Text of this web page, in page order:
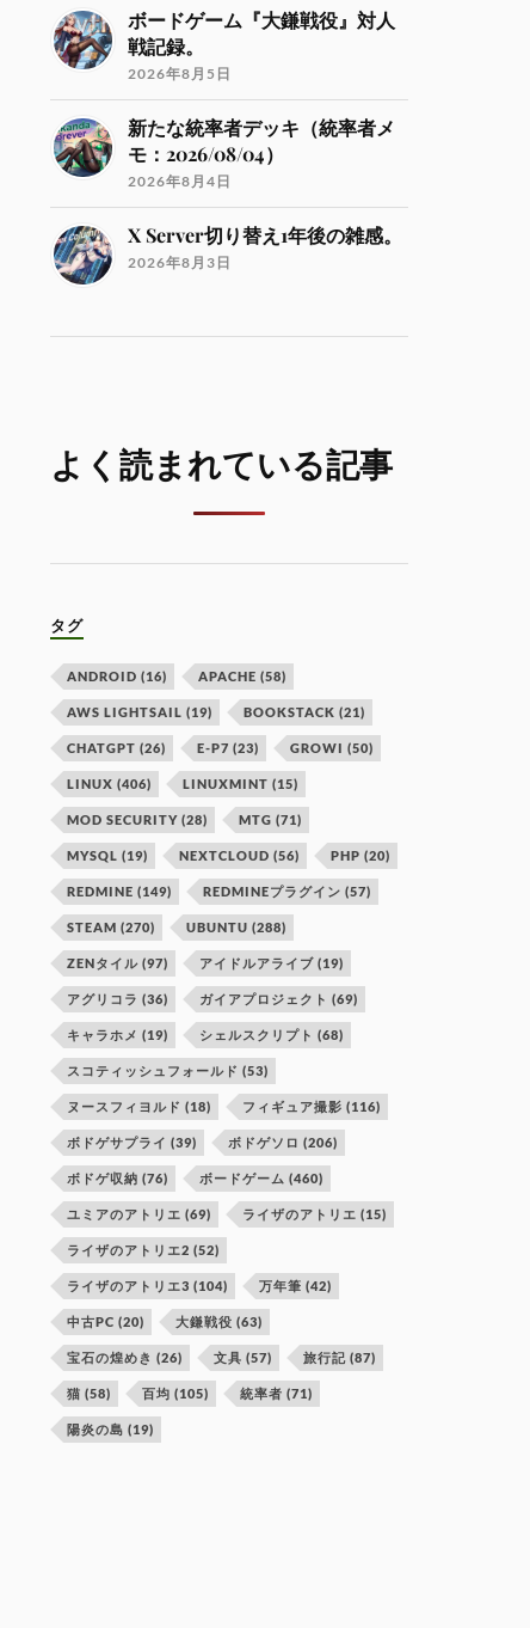
ボードゲーム『大鎌戦役』対人
戦記録。
2026年8月5日
新たな統率者デッキ（統率者メ
モ：2026/08/04）
2026年8月4日
X Server切り替え1年後の雑感。
2026年8月3日
よく読まれている記事
タグ
ANDROID (16) APACHE (58)
AWS LIGHTSAIL (19) BOOKSTACK (21)
CHATGPT (26) E-P7 (23) GROWI (50)
LINUX (406) LINUXMINT (15)
MOD SECURITY (28) MTG (71)
MYSQL (19) NEXTCLOUD (56) PHP (20)
REDMINE (149) REDMINEプラグイン (57)
STEAM (270) UBUNTU (288)
ZENタイル (97) アイドルアライブ (19)
アグリコラ (36) ガイアプロジェクト (69)
キャラホメ (19) シェルスクリプト (68)
スコティッシュフォールド (53)
ヌースフィヨルド (18) フィギュア撮影 (116)
ボドゲサプライ (39) ボドゲソロ (206)
ボドゲ収納 (76) ボードゲーム (460)
ユミアのアトリエ (69) ライザのアトリエ (15)
ライザのアトリエ2 (52)
ライザのアトリエ3 (104) 万年筆 (42)
中古PC (20) 大鎌戦役 (63)
宝石の煌めき (26) 文具 (57) 旅行記 (87)
猫 (58) 百均 (105) 統率者 (71)
陽炎の島 (19)